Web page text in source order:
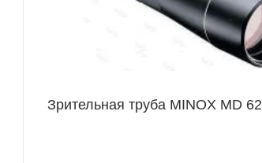
Зрительная труба MINOX MD 62